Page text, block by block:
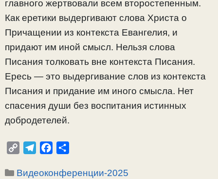
главного жертвовали всем второстепенным.
Как еретики выдергивают слова Христа о
Причащении из контекста Евангелия, и
придают им иной смысл. Нельзя слова
Писания толковать вне контекста Писания.
Ересь — это выдергивание слов из контекста
Писания и придание им иного смысла. Нет
спасения души без воспитания истинных
добродетелей.
p
l
c
п
Рубрики
Видеоконференции-2025